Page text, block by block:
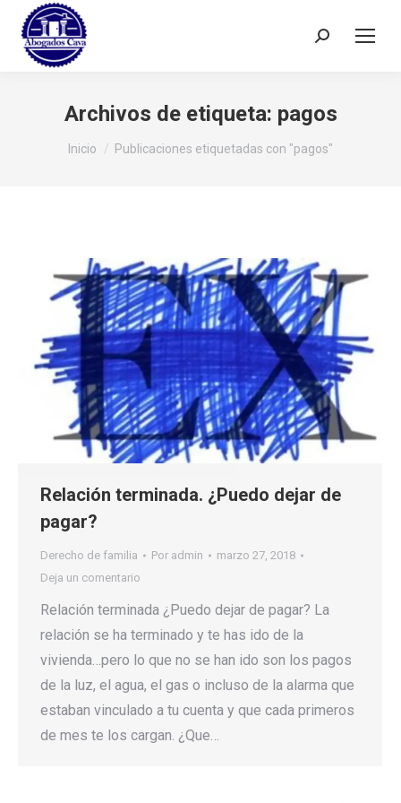
Buscar:
Archivos de etiqueta: pagos
Estás aquí:
Inicio Publicaciones etiquetadas con "pagos"
Relación terminada. ¿Puedo dejar de
pagar?
Derecho de familia Por admin
marzo 27, 2018
Deja un comentario
Relación terminada ¿Puedo dejar de pagar? La
relación se ha terminado y te has ido de la
vivienda…pero lo que no se han ido son los pagos
de la luz, el agua, el gas o incluso de la alarma que
estaban vinculado a tu cuenta y que cada primeros
de mes te los cargan. ¿Que…